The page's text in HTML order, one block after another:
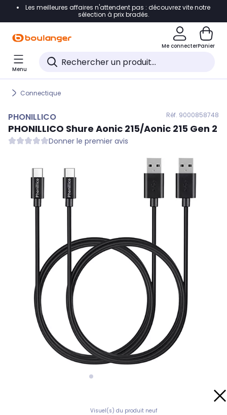
Accéder directement à la navigation
Accéder directement au pied de page
Accéder directement au chatbot
Les meilleures affaires n'attendent pas : découvrez vite notre
sélection à prix bradés.
Me connecterPanier
Menu
Connectique
PHONILLICO Réf. 9000858748
PHONILLICO Shure Aonic 215/Aonic 215 Gen 2
Donner le premier avis
Visuel(s) du produit neuf